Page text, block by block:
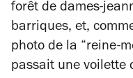
forêt de dames-
barriques, et,
photo de la “reine-
passait une voilette